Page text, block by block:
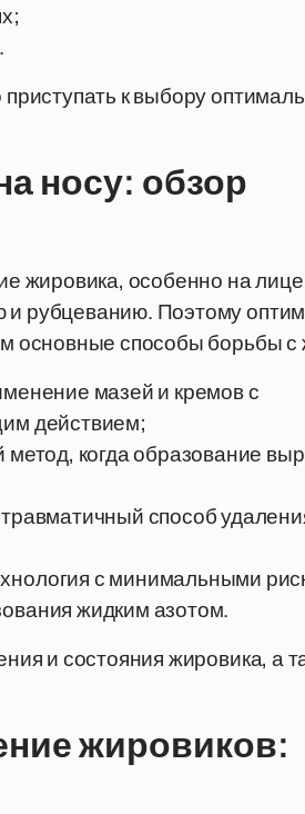
к выбору
носу: обзор
жировика, особенно на
рубцеванию. Поэтому
основные способы борьбы
мазей и кремов с
действием;
метод, когда образование
способ
с минимальными
жидким азотом.
и состояния жировика, а
жировиков: